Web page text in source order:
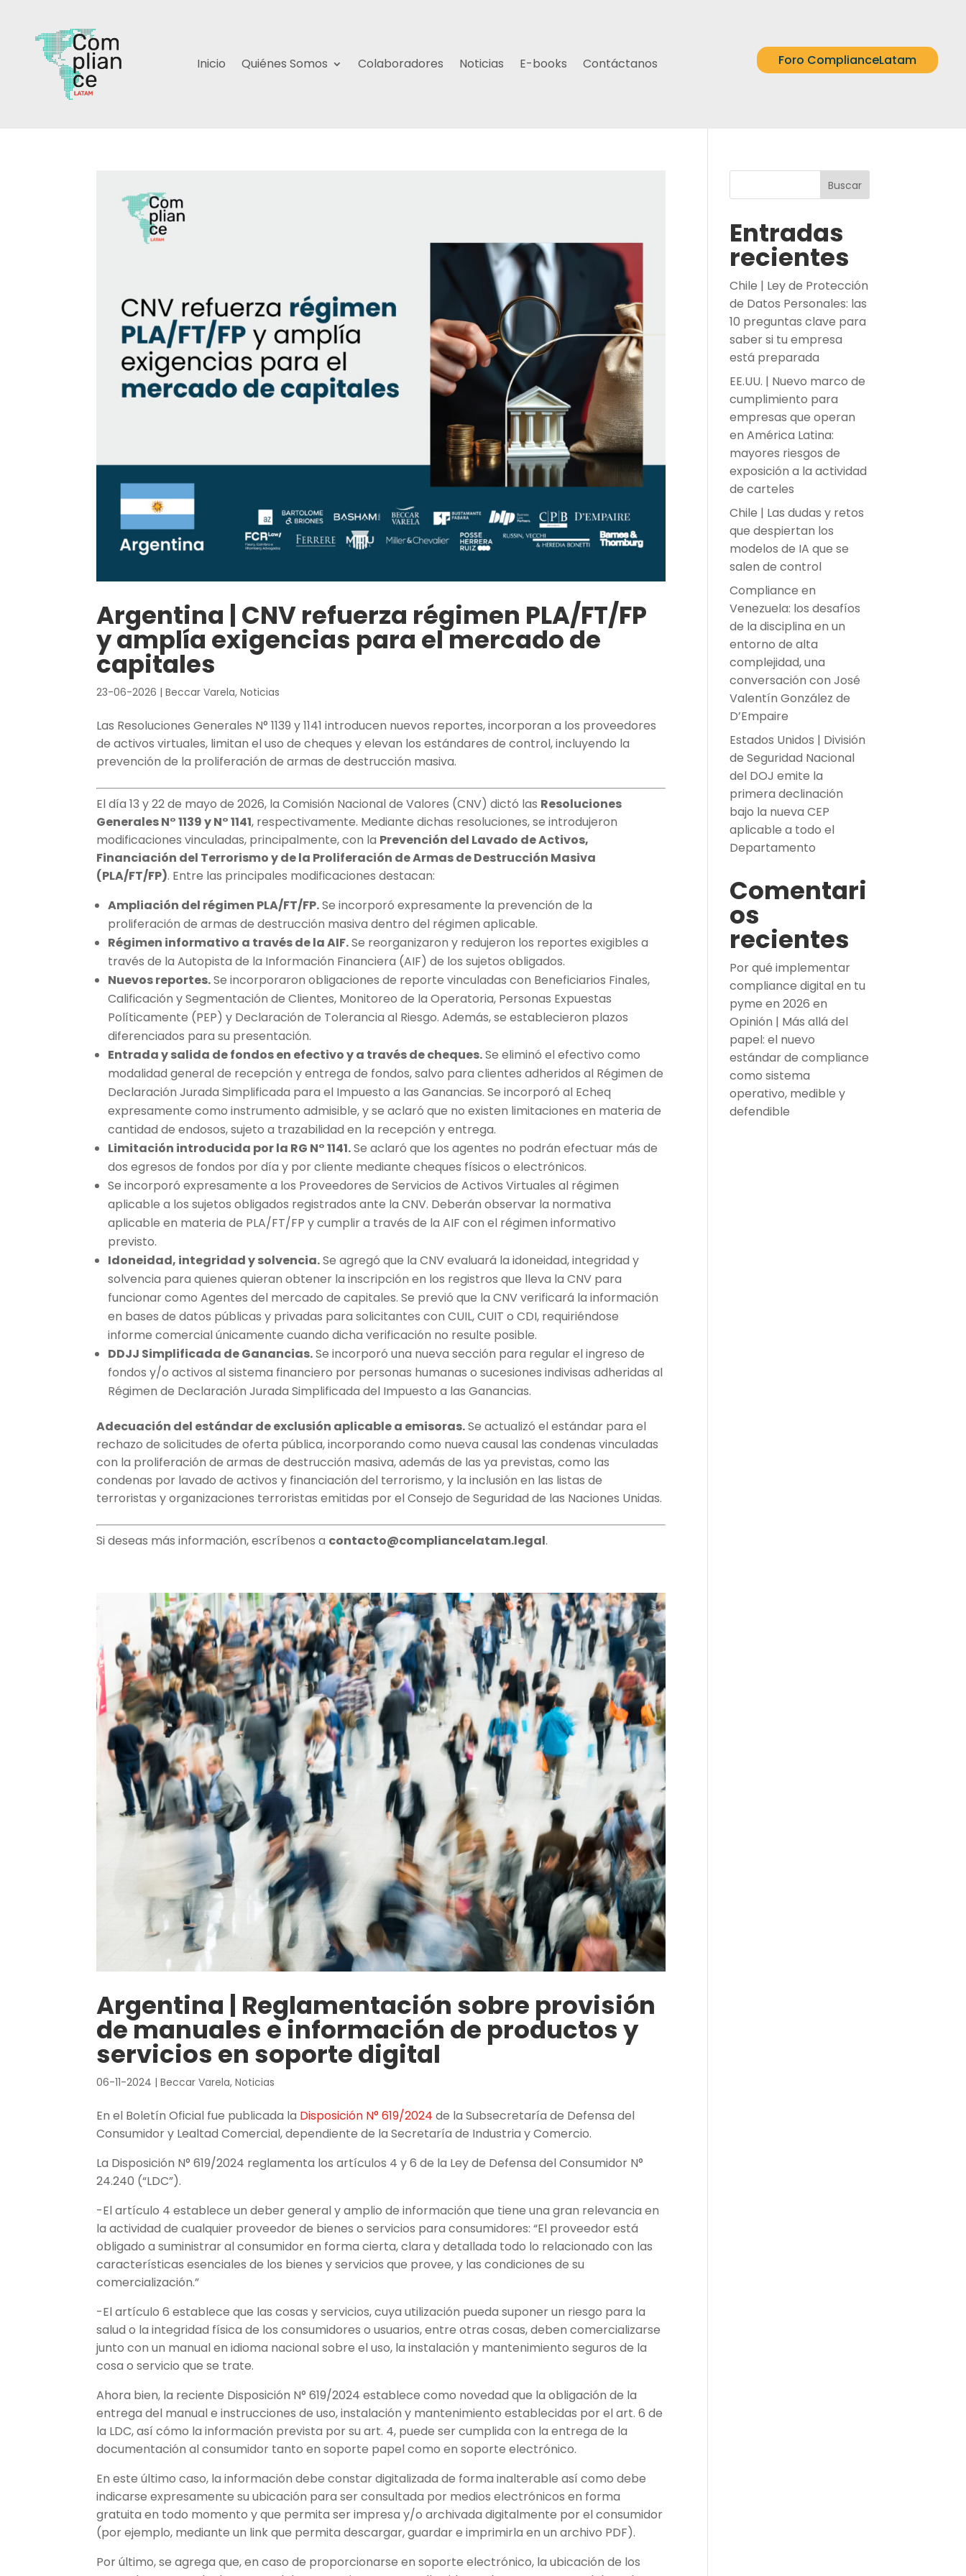
Inicio Quiénes Somos Colaboradores Noticias E-books Contáctanos Foro ComplianceLatam
Argentina | CNV refuerza régimen PLA/FT/FP
y amplía exigencias para el mercado de
capitales
23-06-2026 |Beccar Varela,Noticias
Las Resoluciones Generales N° 1139 y 1141 introducen nuevos reportes, incorporan a los proveedores
de activos virtuales, limitan el uso de cheques y elevan los estándares de control, incluyendo la
prevención de la proliferación de armas de destrucción masiva.
El día 13 y 22 de mayo de 2026, la Comisión Nacional de Valores (CNV) dictó las Resoluciones
Generales N° 1139 y N° 1141, respectivamente. Mediante dichas resoluciones, se introdujeron
modificaciones vinculadas, principalmente, con la Prevención del Lavado de Activos,
Financiación del Terrorismo y de la Proliferación de Armas de Destrucción Masiva
(PLA/FT/FP). Entre las principales modificaciones destacan:
Ampliación del régimen PLA/FT/FP.Se incorporó expresamente la prevención de la
proliferación de armas de destrucción masiva dentro del régimen aplicable.
Régimen informativo a través de la AIF.Se reorganizaron y redujeron los reportes exigibles a
través de la Autopista de la Información Financiera (AIF) de los sujetos obligados.
Nuevos reportes.Se incorporaron obligaciones de reporte vinculadas con Beneficiarios Finales,
Calificación y Segmentación de Clientes, Monitoreo de la Operatoria, Personas Expuestas
Políticamente (PEP) y Declaración de Tolerancia al Riesgo. Además, se establecieron plazos
diferenciados para su presentación.
Entrada y salida de fondos en efectivo y a través de cheques.Se eliminó el efectivo como
modalidad general de recepción y entrega de fondos, salvo para clientes adheridos al Régimen de
Declaración Jurada Simplificada para el Impuesto a las Ganancias. Se incorporó al Echeq
expresamente como instrumento admisible, y se aclaró que no existen limitaciones en materia de
cantidad de endosos, sujeto a trazabilidad en la recepción y entrega.
Limitación introducida por la RG N° 1141.Se aclaró que los agentes no podrán efectuar más de
dos egresos de fondos por día y por cliente mediante cheques físicos o electrónicos.
Se incorporó expresamente a los Proveedores de Servicios de Activos Virtuales al régimen
aplicable a los sujetos obligados registrados ante la CNV. Deberán observar la normativa
aplicable en materia de PLA/FT/FP y cumplir a través de la AIF con el régimen informativo
previsto.
Idoneidad, integridad y solvencia.Se agregó que la CNV evaluará la idoneidad, integridad y
solvencia para quienes quieran obtener la inscripción en los registros que lleva la CNV para
funcionar como Agentes del mercado de capitales. Se previó que la CNV verificará la información
en bases de datos públicas y privadas para solicitantes con CUIL, CUIT o CDI, requiriéndose
informe comercial únicamente cuando dicha verificación no resulte posible.
DDJJ Simplificada de Ganancias.Se incorporó una nueva sección para regular el ingreso de
fondos y/o activos al sistema financiero por personas humanas o sucesiones indivisas adheridas al
Régimen de Declaración Jurada Simplificada del Impuesto a las Ganancias.
Adecuación del estándar de exclusión aplicable a emisoras.Se actualizó el estándar para el
rechazo de solicitudes de oferta pública, incorporando como nueva causal las condenas vinculadas
con la proliferación de armas de destrucción masiva, además de las ya previstas, como las
condenas por lavado de activos y financiación del terrorismo, y la inclusión en las listas de
terroristas y organizaciones terroristas emitidas por el Consejo de Seguridad de las Naciones Unidas.
Si deseas más información, escríbenos a contacto@compliancelatam.legal.
Argentina | Reglamentación sobre provisión
de manuales e información de productos y
servicios en soporte digital
06-11-2024 |Beccar Varela,Noticias
En el Boletín Oficial fue publicada la Disposición N° 619/2024 de la Subsecretaría de Defensa del
Consumidor y Lealtad Comercial, dependiente de la Secretaría de Industria y Comercio.
La Disposición N° 619/2024 reglamenta los artículos 4 y 6 de la Ley de Defensa del Consumidor N°
24.240 (“LDC”).
-El artículo 4 establece un deber general y amplio de información que tiene una gran relevancia en
la actividad de cualquier proveedor de bienes o servicios para consumidores: “El proveedor está
obligado a suministrar al consumidor en forma cierta, clara y detallada todo lo relacionado con las
características esenciales de los bienes y servicios que provee, y las condiciones de su
comercialización.”
-El artículo 6 establece que las cosas y servicios, cuya utilización pueda suponer un riesgo para la
salud o la integridad física de los consumidores o usuarios, entre otras cosas, deben comercializarse
junto con un manual en idioma nacional sobre el uso, la instalación y mantenimiento seguros de la
cosa o servicio que se trate.
Ahora bien, la reciente Disposición N° 619/2024 establece como novedad que la obligación de la
entrega del manual e instrucciones de uso, instalación y mantenimiento establecidas por el art. 6 de
la LDC, así cómo la información prevista por su art. 4, puede ser cumplida con la entrega de la
documentación al consumidor tanto en soporte papel como en soporte electrónico.
En este último caso, la información debe constar digitalizada de forma inalterable así como debe
indicarse expresamente su ubicación para ser consultada por medios electrónicos en forma
gratuita en todo momento y que permita ser impresa y/o archivada digitalmente por el consumidor
(por ejemplo, mediante un link que permita descargar, guardar e imprimirla en un archivo PDF).
Por último, se agrega que, en caso de proporcionarse en soporte electrónico, la ubicación de los
Buscar
Entradas
recientes
Chile | Ley de Protección
de Datos Personales: las
10 preguntas clave para
saber si tu empresa
está preparada
EE.UU. | Nuevo marco de
cumplimiento para
empresas que operan
en América Latina:
mayores riesgos de
exposición a la actividad
de carteles
Chile | Las dudas y retos
que despiertan los
modelos de IA que se
salen de control
Compliance en
Venezuela: los desafíos
de la disciplina en un
entorno de alta
complejidad, una
conversación con José
Valentín González de
D’Empaire
Estados Unidos | División
de Seguridad Nacional
del DOJ emite la
primera declinación
bajo la nueva CEP
aplicable a todo el
Departamento
Comentari
os
recientes
Por qué implementar
compliance digital en tu
pyme en 2026 en
Opinión | Más allá del
papel: el nuevo
estándar de compliance
como sistema
operativo, medible y
defendible